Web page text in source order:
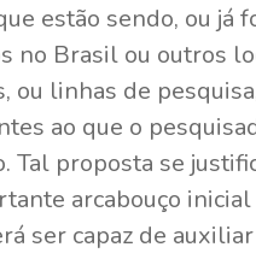
estão sendo, ou já
no Brasil ou outros
ou linhas de
ao que o
Tal proposta se
arcabouço
ser capaz de